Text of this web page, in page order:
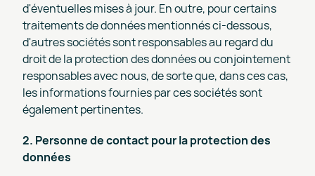
d'éventuelles mises à jour. En outre, pour certains
traitements de données mentionnés ci-dessous,
d'autres sociétés sont responsables au regard du
droit de la protection des données ou conjointement
responsables avec nous, de sorte que, dans ces cas,
les informations fournies par ces sociétés sont
également pertinentes.
2. Personne de contact pour la protection des
données